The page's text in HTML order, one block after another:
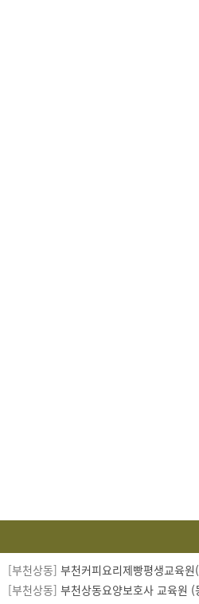
[부천상동] 부천커피요리제빵평생교육
[부천상동] 부천상동요양보호사 교육원